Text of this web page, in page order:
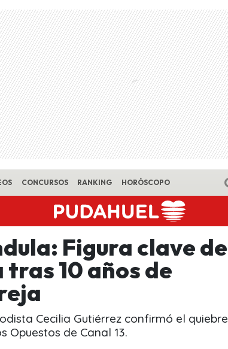
CONCURSOS RANKING HORÓSCOPO
Figura clave de
tras 10 años de
Cecilia Gutiérrez confirmó el quiebre
Opuestos de Canal 13.